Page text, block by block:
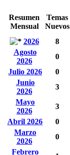
Resumen
Mensual
Temas
Nuevos
2026
8
Agosto
2026
0
Julio 2026
0
Junio
2026
3
Mayo
2026
3
Abril 2026
0
Marzo
2026
0
Febrero